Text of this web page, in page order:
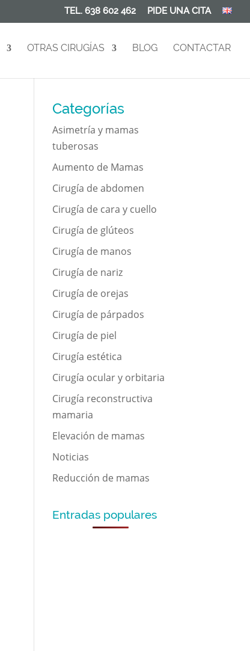
TEL. 638 602 462 PIDE UNA CITA
OTRAS CIRUGÍAS BLOG CONTACTAR
Categorías
Asimetría y mamas
tuberosas
Aumento de Mamas
Cirugía de abdomen
Cirugía de cara y cuello
Cirugía de glúteos
Cirugía de manos
Cirugía de nariz
Cirugía de orejas
Cirugía de párpados
Cirugía de piel
Cirugía estética
Cirugía ocular y orbitaria
Cirugía reconstructiva
mamaria
Elevación de mamas
Noticias
Reducción de mamas
Entradas populares